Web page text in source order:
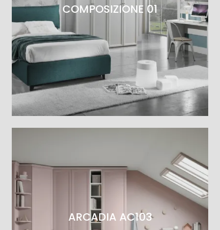
COMPOSIZIONE 01
ARCADIA AC103